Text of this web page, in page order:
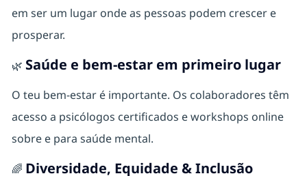
em ser um lugar onde as pessoas podem crescer e
prosperar.
🌿 Saúde e bem-estar em primeiro lugar
O teu bem‑estar é importante. Os colaboradores têm
acesso a psicólogos certificados e workshops online
sobre e para saúde mental.
🌈 Diversidade, Equidade & Inclusão